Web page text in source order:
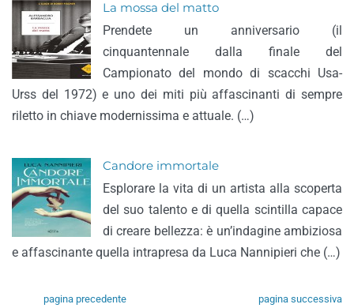
La mossa del matto
Prendete un anniversario (il
cinquantennale dalla finale del
Campionato del mondo di scacchi Usa-
Urss del 1972) e uno dei miti più affascinanti di sempre
riletto in chiave modernissima e attuale. (…)
Candore immortale
Esplorare la vita di un artista alla scoperta
del suo talento e di quella scintilla capace
di creare bellezza: è un’indagine ambiziosa
e affascinante quella intrapresa da Luca Nannipieri che (…)
pagina precedente pagina successiva